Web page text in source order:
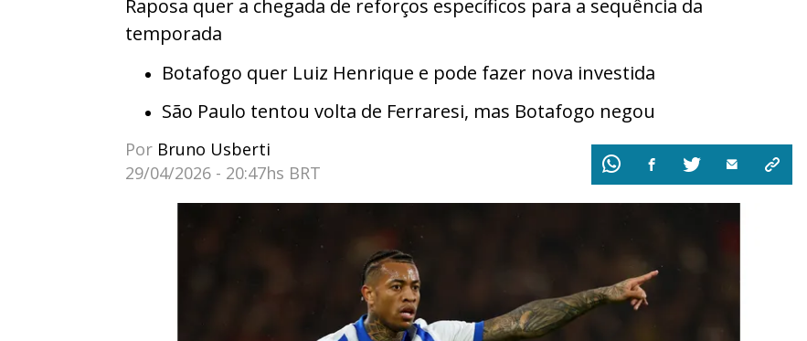
Raposa quer a chegada de reforços específicos para a sequência da
temporada
Botafogo quer Luiz Henrique e pode fazer nova investida
São Paulo tentou volta de Ferraresi, mas Botafogo negou
Por Bruno Usberti
29/04/2026 - 20:47hs BRT